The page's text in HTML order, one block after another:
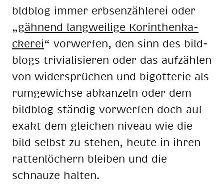
bld­blog im­mer erb­sen­zäh­le­rei oder
„gäh­nend lang­wei­li­ge Ko­rin­then­ka­
cke­rei“ vor­wer­fen, den sinn des bild­
blogs tri­via­li­sie­ren oder das auf­zäh­len
von wi­der­sprü­chen und bi­got­te­rie als
rum­ge­wich­se ab­kan­zeln oder dem
bild­blog stän­dig vor­wer­fen doch auf
ex­akt dem glei­chen ni­veau wie die
bild selbst zu ste­hen, heu­te in ih­ren
rat­ten­lö­chern blei­ben und die
schnau­ze hal­ten.